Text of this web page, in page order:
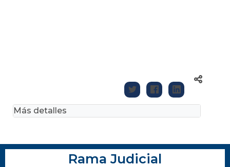
Más detalles
Rama Judicial